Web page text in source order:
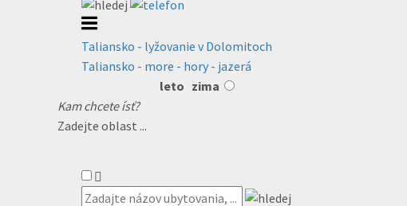
Taliansko - lyžovanie v Dolomitoch
Taliansko - more - hory - jazerá
leto zima
Kam chcete ísť?
Zadejte oblast ...